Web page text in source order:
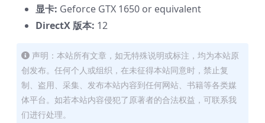
显卡: Geforce GTX 1650 or equivalent
DirectX 版本: 12
声明：本站所有文章，如无特殊说明或标注，均为本站原
创发布。任何个人或组织，在未征得本站同意时，禁止复
制、盗用、采集、发布本站内容到任何网站、书籍等各类媒
体平台。如若本站内容侵犯了原著者的合法权益，可联系我
们进行处理。